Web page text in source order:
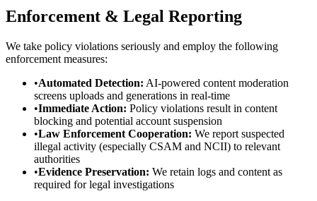
Enforcement & Legal Reporting
We take policy violations seriously and employ the following
enforcement measures:
•Automated Detection: AI-powered content moderation
screens uploads and generations in real-time
•Immediate Action: Policy violations result in content
blocking and potential account suspension
•Law Enforcement Cooperation: We report suspected
illegal activity (especially CSAM and NCII) to relevant
authorities
•Evidence Preservation: We retain logs and content as
required for legal investigations